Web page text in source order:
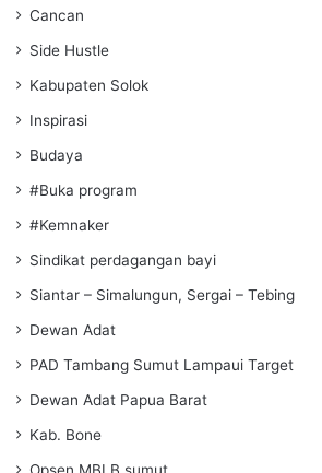
Cancan
Side Hustle
Kabupaten Solok
Inspirasi
Budaya
#Buka program
#Kemnaker
Sindikat perdagangan bayi
Siantar – Simalungun, Sergai – Tebing
Dewan Adat
PAD Tambang Sumut Lampaui Target
Dewan Adat Papua Barat
Kab. Bone